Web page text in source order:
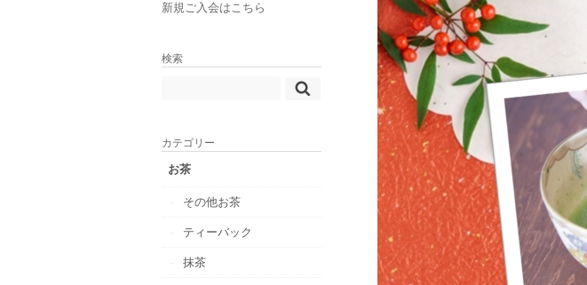
新規ご入会はこちら
検索
カテゴリー
お茶
その他お茶
ティーバック
抹茶